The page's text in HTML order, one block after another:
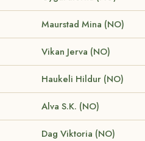
Maurstad Mina (NO)
Vikan Jerva (NO)
Haukeli Hildur (NO)
Alva S.K. (NO)
Dag Viktoria (NO)